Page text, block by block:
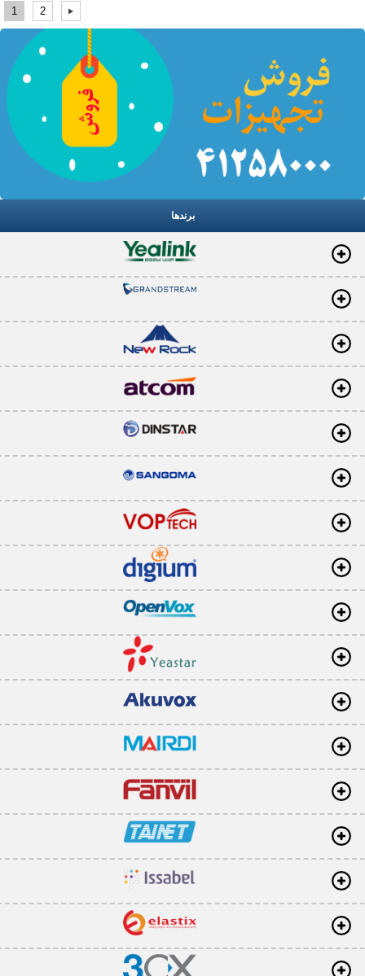
صفحه: 1 2
برندها